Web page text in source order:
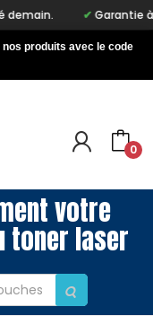
Garantie à
produits avec le code
0
votre
toner laser